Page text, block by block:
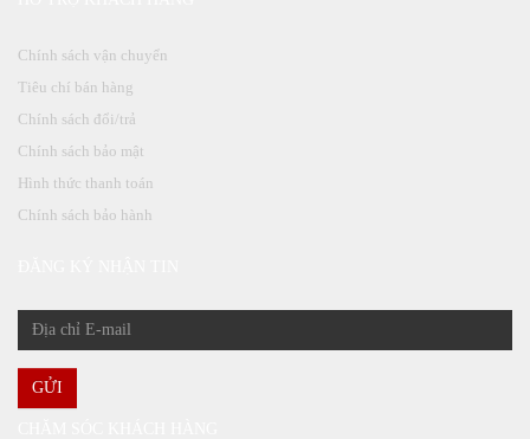
Chính sách vận chuyển
Tiêu chí bán hàng
Chính sách đổi/trả
Chính sách bảo mật
Hình thức thanh toán
Chính sách bảo hành
GỬI